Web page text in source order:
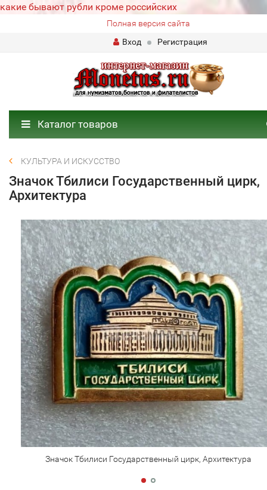
какие бывают рубли кроме российских
Полная версия сайта
Вход
Регистрация
Каталог товаров
КУЛЬТУРА И ИСКУССТВО
Значок Тбилиси Государственный цирк,
Архитектура
Значок Тбилиси Государственный цирк, Архитектура